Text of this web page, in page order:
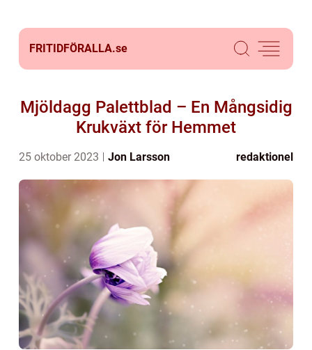
FRITIDFÖRALLA.se
Mjöldagg Palettblad – En Mångsidig
Krukväxt för Hemmet
25 oktober 2023 Jon Larsson redaktionel